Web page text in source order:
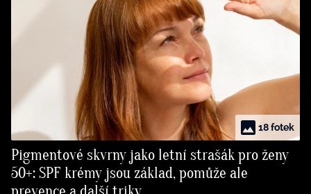
18 fotek
Pigmentové skvrny jako letní strašák pro ženy
50+: SPF krémy jsou základ, pomůže ale